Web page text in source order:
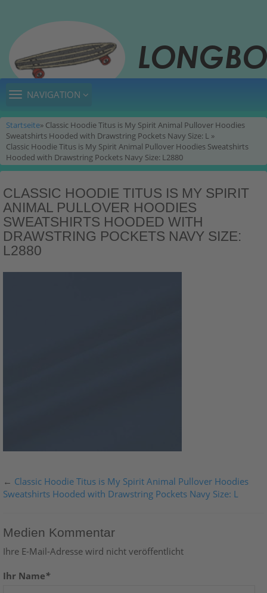
TOGGLE
NAVIGATION
Startseite» Classic Hoodie Titus is My Spirit Animal Pullover Hoodies
Sweatshirts Hooded with Drawstring Pockets Navy Size: L »
Classic Hoodie Titus is My Spirit Animal Pullover Hoodies Sweatshirts
Hooded with Drawstring Pockets Navy Size: L2880
CLASSIC HOODIE TITUS IS MY SPIRIT
ANIMAL PULLOVER HOODIES
SWEATSHIRTS HOODED WITH
DRAWSTRING POCKETS NAVY SIZE:
L2880
← Classic Hoodie Titus is My Spirit Animal Pullover Hoodies
Sweatshirts Hooded with Drawstring Pockets Navy Size: L
Medien Kommentar
Ihre E-Mail-Adresse wird nicht veröffentlicht
Ihr Name*